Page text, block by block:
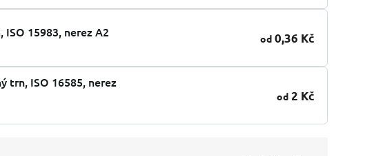
15983, nerez A2 od 0,36 Kč
trn, ISO 16585, nerez
od 2 Kč